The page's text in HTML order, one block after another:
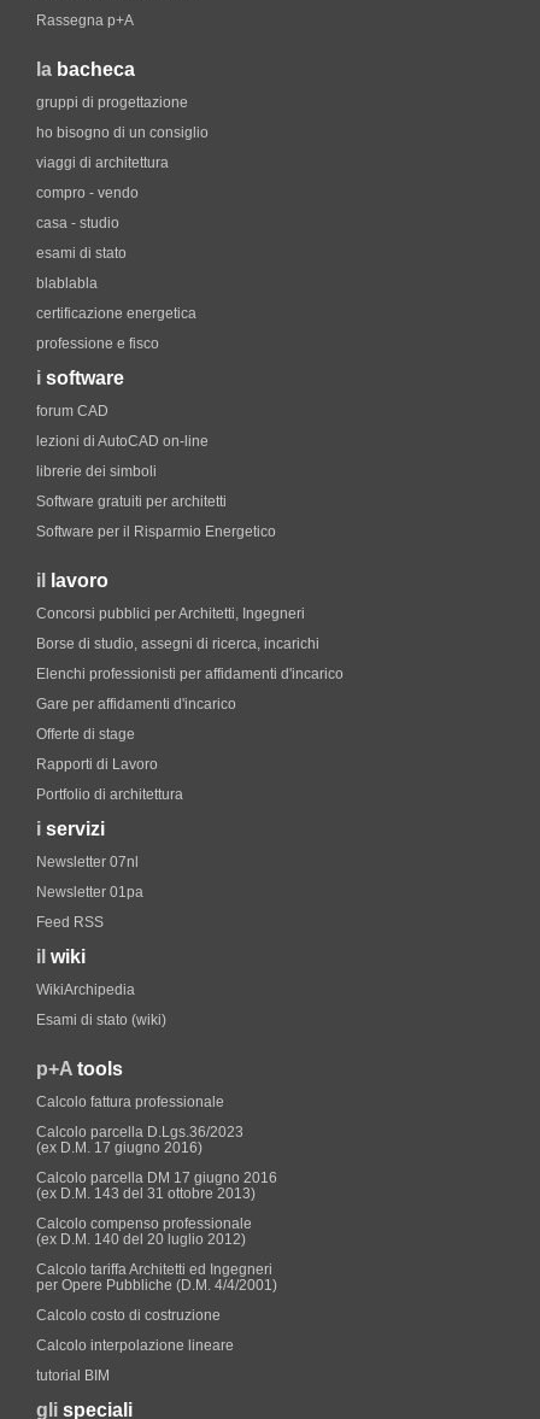
Rassegna p+A
la bacheca
gruppi di progettazione
ho bisogno di un consiglio
viaggi di architettura
compro - vendo
casa - studio
esami di stato
blablabla
certificazione energetica
professione e fisco
i software
forum CAD
lezioni di AutoCAD on-line
librerie dei simboli
Software gratuiti per architetti
Software per il Risparmio Energetico
il lavoro
Concorsi pubblici per Architetti, Ingegneri
Borse di studio, assegni di ricerca, incarichi
Elenchi professionisti per affidamenti d'incarico
Gare per affidamenti d'incarico
Offerte di stage
Rapporti di Lavoro
Portfolio di architettura
i servizi
Newsletter 07nl
Newsletter 01pa
Feed RSS
il wiki
WikiArchipedia
Esami di stato (wiki)
p+A tools
Calcolo fattura professionale
Calcolo parcella D.Lgs.36/2023
(ex D.M. 17 giugno 2016)
Calcolo parcella DM 17 giugno 2016
(ex D.M. 143 del 31 ottobre 2013)
Calcolo compenso professionale
(ex D.M. 140 del 20 luglio 2012)
Calcolo tariffa Architetti ed Ingegneri
per Opere Pubbliche (D.M. 4/4/2001)
Calcolo costo di costruzione
Calcolo interpolazione lineare
tutorial BIM
gli speciali